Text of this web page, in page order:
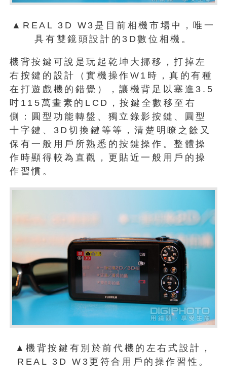
▲REAL 3D W3是目前相機市場中，唯一
具有雙鏡頭設計的3D數位相機。
機背按鍵可說是玩起乾坤大挪移，打掉左
右按鍵的設計（實機操作W1時，真的有種
在打遊戲機的錯覺），讓機背足以塞進3.5
吋115萬畫素的LCD，按鍵全數移至右
側：圓型功能轉盤、獨立錄影按鍵、圓型
十字鍵、3D切換鍵等等，清楚明瞭之餘又
保有一般用戶所熟悉的按鍵操作。整體操
作時顯得較為直觀，更貼近一般用戶的操
作習慣。
▲機背按鍵有別於前代機的左右式設計，
REAL 3D W3更符合用戶的操作習性。